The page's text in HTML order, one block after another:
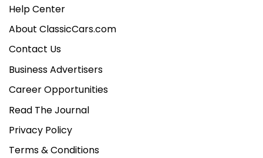
Help Center
About ClassicCars.com
Contact Us
Business Advertisers
Career Opportunities
Read The Journal
Privacy Policy
Terms & Conditions